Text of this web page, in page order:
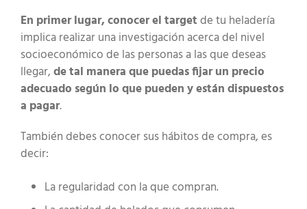
En primer lugar, conocer el targetde tu heladería
implica realizar una investigación acerca del nivel
socioeconómico de las personas a las que deseas
llegar,de tal manera que puedas fijar un precio
adecuado según lo que pueden y están dispuestos
a pagar.
También debes conocer sus hábitos de compra, es
decir:
La regularidad con la que compran.